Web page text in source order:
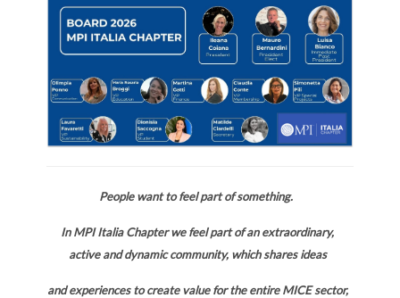
People want to feel part of something.
In MPI Italia Chapter we feel part of an extraordinary,
active and dynamic community, which shares ideas
and experiences to create value for the entire MICE sector,